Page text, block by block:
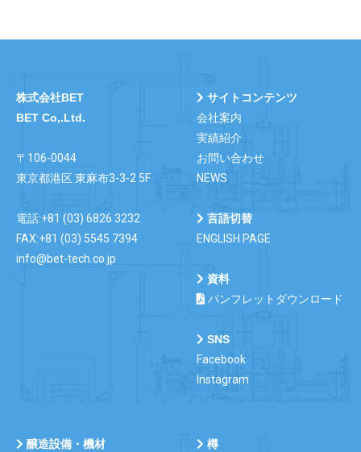
株式会社BET
BET Co,.Ltd.
〒106-0044
東京都港区 東麻布3-3-2 5F
電話:+81 (03) 6826 3232
FAX:+81 (03) 5545 7394
info@bet-tech.co.jp
サイトコンテンツ
会社案内
実績紹介
お問い合わせ
NEWS
言語切替
ENGLISH PAGE
資料
パンフレットダウンロード
SNS
Facebook
Instagram
醸造設備・機材
樽